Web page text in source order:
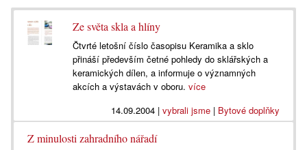
Ze světa skla a hlíny
Čtvrté letošní číslo časopisu Keramika a sklo
přináší především četné pohledy do sklářských a
keramických dílen, a informuje o významných
akcích a výstavách v oboru.více
14.09.2004| vybrali jsme| Bytové doplňky
Z minulosti zahradního nářadí